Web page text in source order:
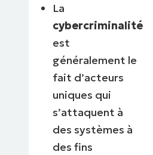
La
cybercriminalité
est
généralement le
fait d’acteurs
uniques qui
s’attaquent à
des systèmes à
des fins